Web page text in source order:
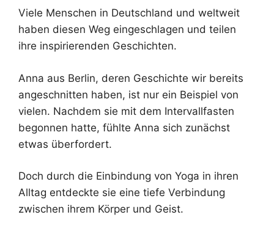
Viele Menschen in Deutschland und weltweit
haben diesen Weg eingeschlagen und teilen
ihre inspirierenden Geschichten.
Anna aus Berlin, deren Geschichte wir bereits
angeschnitten haben, ist nur ein Beispiel von
vielen. Nachdem sie mit dem Intervallfasten
begonnen hatte, fühlte Anna sich zunächst
etwas überfordert.
Doch durch die Einbindung von Yoga in ihren
Alltag entdeckte sie eine tiefe Verbindung
zwischen ihrem Körper und Geist.